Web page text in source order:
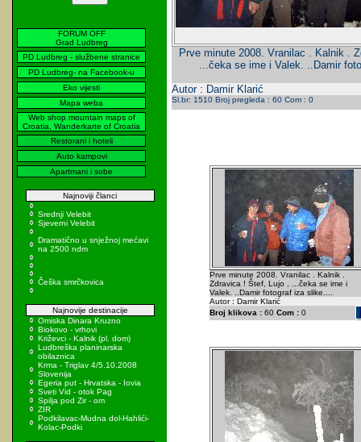
FORUM OFF
Grad Ludbreg
PD Ludbreg - službene stranice
PD Ludbreg- na Facebook-u
Eko vijesti
Mapa weba
Web shop mountain maps of
Croatia, Wanderkarte of Croatia
Restorani i hoteli
Auto kampovi
Apartmani i sobe
Najnoviji članci
Srednji Velebit
Sjeverni Velebit
Dramatično u snježnoj mećavi
na 2500 ndm
Češka smrčkovica
Najnovije destinacije
Omiska Dinara Kruzno
Biokovo - vrhovi
Križevci - Kalnik (pl. dom)
Ludbreška planinarska
obilaznica
Krma - Triglav 4/5.10.2008
Slovenija
Egeria put - Hrvatska - Iovia
Sveti Vid - otok Pag
Spilja pod Zir - om
ZIR
Podkilavac-Mudna dol-Hahlići-
Kolac-Podki
Prve minute 2008. Vranilac . Kalnik .
...čeka se ime i Valek. ..Damir
Autor : Damir Klarić
Sl.br: 1510 Broj pregleda : 60 Com : 0
Prve minute 2008. Vranilac . Kalnik .
Zdravica ! Štef, Lujo , ...čeka se ime i
Valek. ..Damir fotograf iza slike....
Autor : Damir Klarić
Broj klikova :60 Com :0